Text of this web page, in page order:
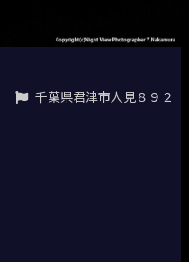
千葉県君津市人見８９２